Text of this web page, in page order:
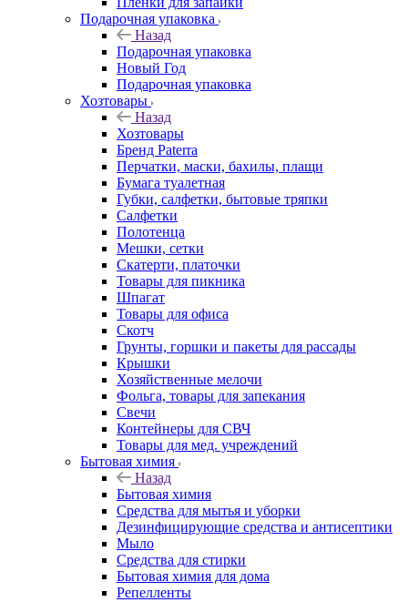
Подарочная упаковка
Назад
Подарочная упаковка
Новый Год
Подарочная упаковка
Хозтовары
Назад
Хозтовары
Бренд Paterra
Перчатки, маски, бахилы, плащи
Бумага туалетная
Губки, салфетки, бытовые тряпки
Салфетки
Полотенца
Мешки, сетки
Скатерти, платочки
Товары для пикника
Шпагат
Товары для офиса
Скотч
Грунты, горшки и пакеты для рассады
Крышки
Хозяйственные мелочи
Фольга, товары для запекания
Свечи
Контейнеры для СВЧ
Товары для мед. учреждений
Бытовая химия
Назад
Бытовая химия
Средства для мытья и уборки
Дезинфицирующие средства и антисептики
Мыло
Средства для стирки
Бытовая химия для дома
Репелленты